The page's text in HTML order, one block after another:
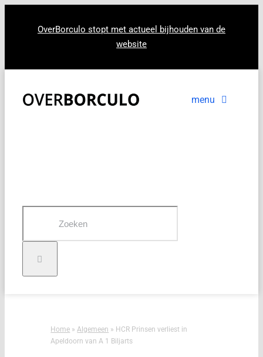
OverBorculo stopt met actueel bijhouden van de
website
menu
Home »Algemeen » HCR Prinsen verliest in
Apeldoorn van A 1 Biljarts